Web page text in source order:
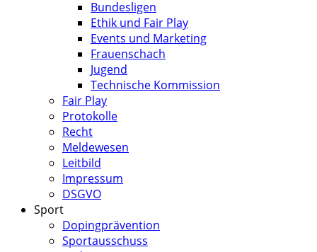
Bundesligen
Ethik und Fair Play
Events und Marketing
Frauenschach
Jugend
Technische Kommission
Fair Play
Protokolle
Recht
Meldewesen
Leitbild
Impressum
DSGVO
Sport
Dopingprävention
Sportausschuss